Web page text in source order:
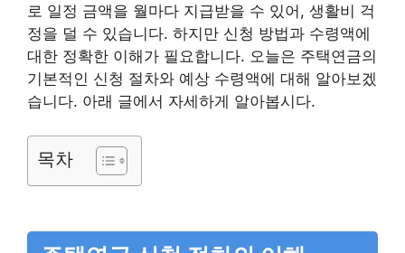
로 일정 금액을 월마다 지급받을 수 있어, 생활비 걱
정을 덜 수 있습니다. 하지만 신청 방법과 수령액에
대한 정확한 이해가 필요합니다. 오늘은 주택연금의
기본적인 신청 절차와 예상 수령액에 대해 알아보겠
습니다. 아래 글에서 자세하게 알아봅시다.
목차